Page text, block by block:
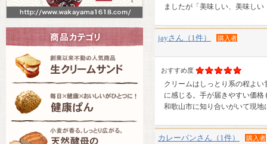
ましたが「美味しい、美味し
jayさん（1件） 購入者
おすすめ度
クリームはしっとり系の程よ
に感じる。手が届きやすい価
和歌山市に知り合いがいて現
カレーパンさん（1件） 購入者